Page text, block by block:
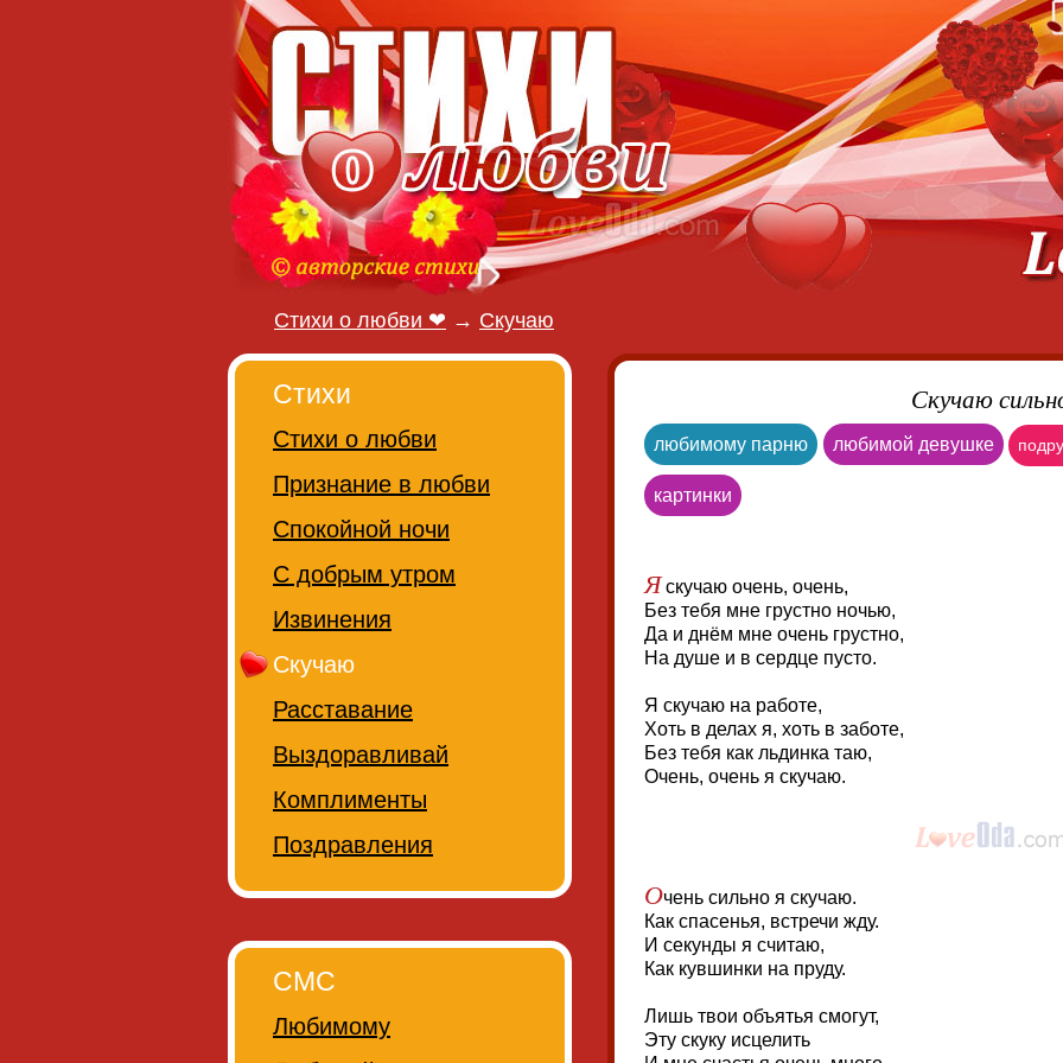
Стихи о любви ❤ → Скучаю
Скучаю
любимому парню любимой девушке
картинки
Я скучаю очень, очень,
Без тебя мне грустно ночью,
Да и днём мне очень грустно,
На душе и в сердце пусто.
Я скучаю на работе,
Хоть в делах я, хоть в заботе,
Без тебя как льдинка таю,
Очень, очень я скучаю.
Очень сильно я скучаю.
Как спасенья, встречи жду.
И секунды я считаю,
Как кувшинки на пруду.
Лишь твои объятья смогут,
Эту скуку исцелить
Стихи
Стихи о любви
Признание в любви
Спокойной ночи
С добрым утром
Извинения
Скучаю
Расставание
Выздоравливай
Комплименты
Поздравления
СМС
Любимому